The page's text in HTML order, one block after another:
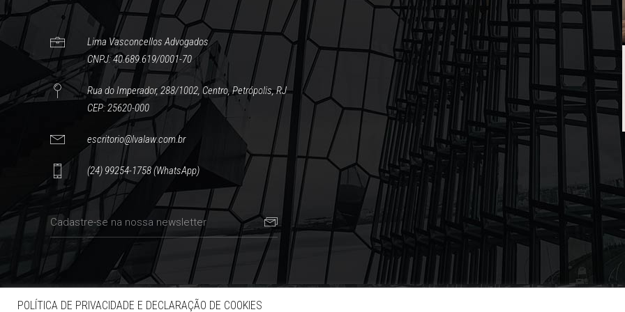
Lima Vasconcellos Advogados
CNPJ: 40.689.619/0001-70
Rua do Imperador, 288/1002, Centro, Petrópolis, RJ
CEP: 25620-000
escritorio@lvalaw.com.br
(24) 99254-1758 (WhatsApp)
POLÍTICA DE PRIVACIDADE E DECLARAÇÃO DE COOKIES